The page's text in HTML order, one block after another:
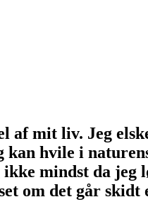
af mit liv. Jeg
kan hvile i
mindst da jeg
om det går skidt